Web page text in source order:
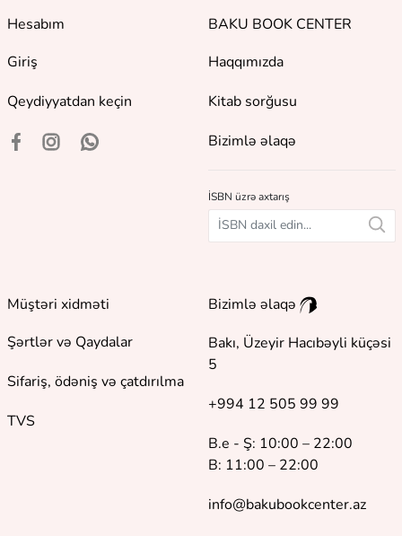
Hesabım
Giriş
Qeydiyyatdan keçin
BAKU BOOK CENTER
Haqqımızda
Kitab sorğusu
Bizimlə əlaqə
İSBN üzrə axtarış
Müştəri xidməti
Şərtlər və Qaydalar
Sifariş, ödəniş və çatdırılma
TVS
Bizimlə əlaqə
Bakı, Üzeyir Hacıbəyli küçəsi
5
+994 12 505 99 99
B.e - Ş: 10:00 – 22:00
B: 11:00 – 22:00
info@bakubookcenter.az